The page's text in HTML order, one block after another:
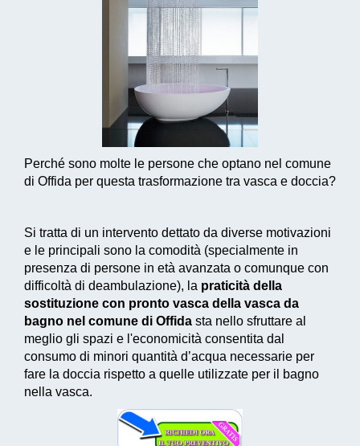
Perché sono molte le persone che optano nel comune
di Offida per questa trasformazione tra vasca e doccia?
Si tratta di un intervento dettato da diverse motivazioni
e le principali sono la comodità (specialmente in
presenza di persone in età avanzata o comunque con
difficoltà di deambulazione), la praticità della
sostituzione con pronto vasca della vasca da
bagno nel comune di Offida sta nello sfruttare al
meglio gli spazi e l'economicità consentita dal
consumo di minori quantità d’acqua necessarie per
fare la doccia rispetto a quelle utilizzate per il bagno
nella vasca.